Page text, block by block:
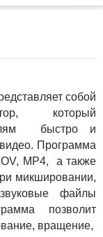
собой
который
быстро и
Программа
MP4, а также
микшировании,
файлы
позволит
вращение,